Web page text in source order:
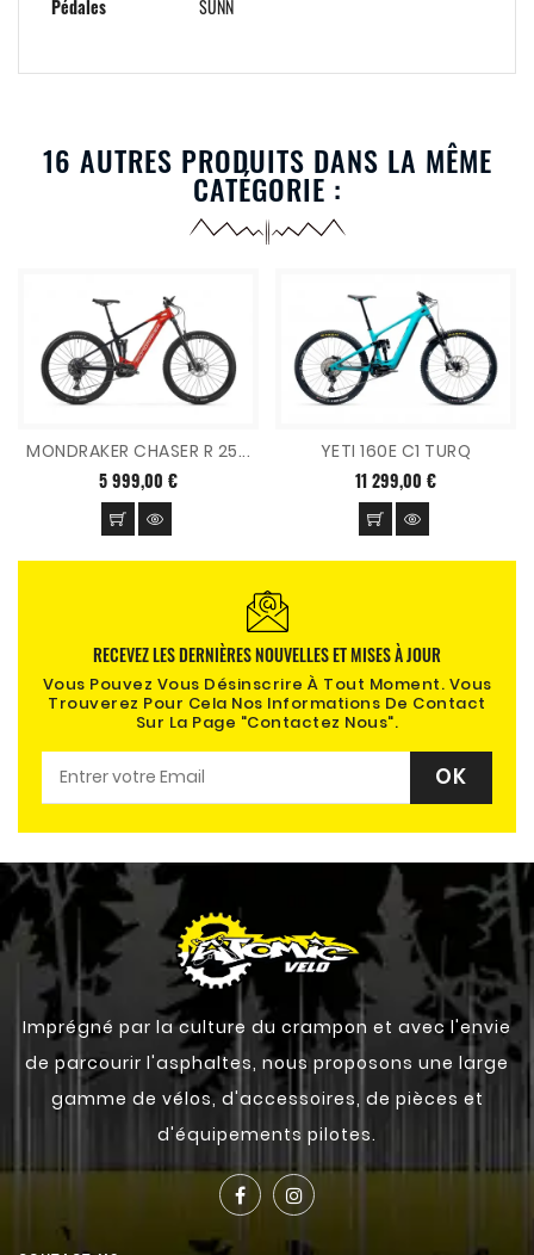
Pédales SUNN
16 AUTRES PRODUITS DANS LA MÊME
CATÉGORIE :
MONDRAKER CHASER R 25...
5 999,00 €
YETI 160E C1 TURQ
11 299,00 €
RECEVEZ LES DERNIÈRES NOUVELLES ET MISES À JOUR
Vous Pouvez Vous Désinscrire À Tout Moment. Vous
Trouverez Pour Cela Nos Informations De Contact
Sur La Page "contactez Nous".
Imprégné par la culture du crampon et avec l'envie
de parcourir l'asphaltes, nous proposons une large
gamme de vélos, d'accessoires, de pièces et
d'équipements pilotes.